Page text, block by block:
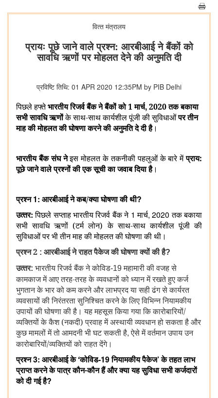
वित्‍त मंत्रालय
प्रायः पूछे जाने वाले प्रश्न: आरबीआई ने बैंकों को
सावधि ऋणों पर मोहलत देने की अनुमति दी
प्रविष्टि तिथि: 01 APR 2020 12:35PM by PIB Delhi
पिछले हफ्तेभारतीय रिजर्व बैंक नेबैंकों को1 मार्च,2020 तकबकाया
सभी सावधि ऋणोंके साथ-साथ कार्यशील पूंजी की सुविधाओंपर तीन
माह की मोहलत की घोषणा करने की अनुमति दे दी है।
भारतीय बैंक संघ नेइस मोहलत के तकनीकी पहलुओं के बारे मेंप्राय:
पूछे जाने वाले प्रश्नों की एक सूची का जवाब दिया है।
प्रश्‍न1: आरबीआई ने कब/क्या घोषणा की थी?
उत्‍तर: पिछले सप्‍ताह भारतीय रिजर्व बैंक ने 1मार्च, 2020तक बकाया
सभी सावधि ऋणों (टर्म लोन) के साथ-साथ कार्यशील पूंजी की
सुविधाओं पर भी तीन माह की मोहलत की घोषणा की थी।
प्रश्‍न 2 : आरबीआईने राहत पैकेज की घोषणा क्यों की है?
उत्‍तर: भारतीय रिजर्व बैंक ने कोविड-19महामारी की वजह से
कामकाज में आए तरह-तरह के व्यवधानों को ध्‍यान में रखते हुए कर्ज
भुगतान के भार को कम करने और लाभप्रद या सही ढंग से कार्यरत
व्यवसायों की निरंतरता सुनिश्चित करने के लिए विभिन्‍न नियामकीय
उपायों की घोषणा की है। यह महसूस किया गया कि कारोबारियों/
व्यक्तियों के कैश (नकदी) प्रवाह में अस्थायी व्यवधान हो सकता है और
कुछ मामलों में तो आमदनी भी घट सकती है,ऐसे मेंवर्तमान उपाय उन
कारोबारियों/व्यक्तियों को राहत देंगे।
प्रश्‍न3: आरबीआई के‘कोविड-19नियामकीय पैकेज’के तहत लाभ
प्राप्त करने के पात्र कौन-कौन हैं और क्या यह सुविधा सभी कर्जदारों
को दी गई है?